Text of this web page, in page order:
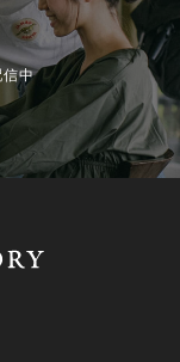
信中